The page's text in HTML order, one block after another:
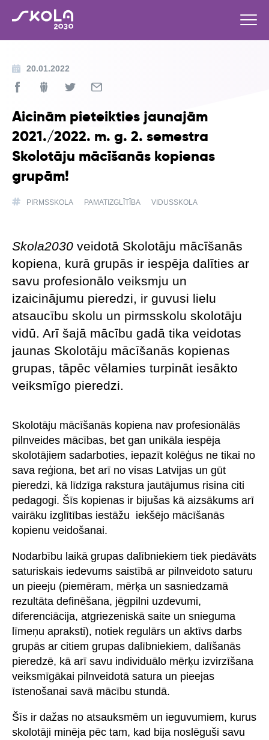
20.01.2022
Aicinām pieteikties jaunajām
2021./2022. m. g. 2. semestra
Skolotāju mācīšanās kopienas
grupām!
PIRMSSKOLA PAMATIZGLĪTĪBA VIDUSSKOLA
Skola2030 veidotā Skolotāju mācīšanās
kopiena, kurā grupās ir iespēja dalīties ar
savu profesionālo veiksmju un
izaicinājumu pieredzi, ir guvusi lielu
atsaucību skolu un pirmsskolu skolotāju
vidū. Arī šajā mācību gadā tika veidotas
jaunas Skolotāju mācīšanās kopienas
grupas, tāpēc vēlamies turpināt iesākto
veiksmīgo pieredzi.
Skolotāju mācīšanās kopiena nav profesionālās
pilnveides mācības, bet gan unikāla iespēja
skolotājiem sadarboties, iepazīt kolēģus ne tikai no
sava reģiona, bet arī no visas Latvijas un gūt
pieredzi, kā līdzīga rakstura jautājumus risina citi
pedagogi. Šīs kopienas ir bijušas kā aizsākums arī
vairāku izglītības iestāžu iekšējo mācīšanās
kopienu veidošanai.
Nodarbību laikā grupas dalībniekiem tiek piedāvāts
saturiskais iedevums saistībā ar pilnveidoto saturu
un pieeju (piemēram, mērķa un sasniedzamā
rezultāta definēšana, jēgpilni uzdevumi,
diferenciācija, atgriezeniskā saite un snieguma
līmeņu apraksti), notiek regulārs un aktīvs darbs
grupās ar citiem grupas dalībniekiem, dalīšanās
pieredzē, kā arī savu individuālo mērķu izvirzīšana
veiksmīgākai pilnveidotā satura un pieejas
īstenošanai savā mācību stundā.
Šīs ir dažas no atsauksmēm un ieguvumiem, kurus
skolotāji minēja pēc tam, kad bija noslēguši savu